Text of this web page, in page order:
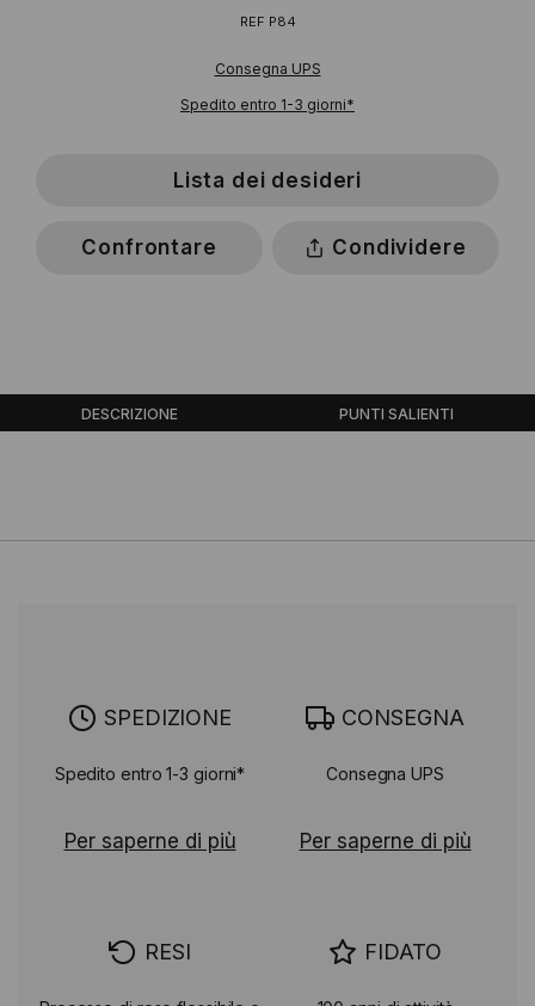
REF P84
Consegna UPS
Spedito entro 1-3 giorni*
Lista dei desideri
Confrontare Condividere
DESCRIZIONE PUNTI SALIENTI
SPEDIZIONE
Spedito entro 1-3 giorni*
Per saperne di più
CONSEGNA
Consegna UPS
Per saperne di più
RESI FIDATO